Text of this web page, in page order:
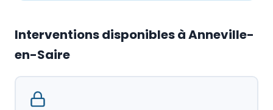
Interventions disponibles à Anneville-
en-Saire